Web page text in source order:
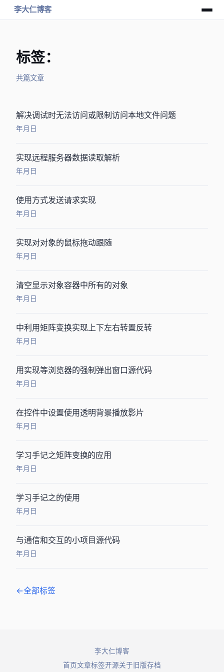
李大仁博客
标签：Flash
共 11 篇文章
Flex解决调试时无法访问或限制访问本地文件问题
2009年10月12日
flashAS实现远程服务器xml数据读取解析
2009年10月12日
Actionscript使用Scoket方式发送HTTP请求实现
2009年10月12日
AS3实现对对象(DisplayObject)的鼠标拖动(Drag)跟随
2009年9月18日
Flash AS3 清空显示对象容器中所有的对象
2009年9月18日
AS3中利用matrix矩阵变换实现上下左右转置反转
2009年9月18日
用AS+JS实现IE等浏览器的强制弹出窗口源代码
2009年7月23日
在flash控件中设置使用透明背景播放影片
2009年5月28日
ActionScript学习手记之矩阵变换MatrixTransformer的应用
2009年2月21日
ActionScript 学习手记之ExternalInterface的使用
2009年2月17日
C#与flash通信和交互的小项目源代码
2009年2月15日
← 全部标签
© 2026 李大仁博客. All rights reserved.
首页文章标签开源关于 旧版存档